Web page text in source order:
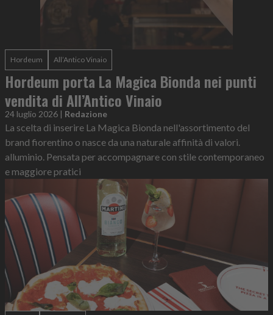
Hordeum All’Antico Vinaio
Hordeum porta La Magica Bionda nei punti
vendita di All’Antico Vinaio
24 luglio 2026 | Redazione
La scelta di inserire La Magica Bionda nell'assortimento del
brand fiorentino o nasce da una naturale affinità di valori.
alluminio. Pensata per accompagnare con stile contemporaneo
e maggiore pratici